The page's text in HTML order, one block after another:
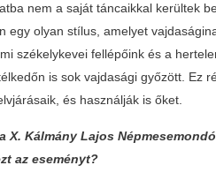
nem a saját táncaikkal kerültek
egy olyan stílus, amelyet
székelykevei fellépőink és a
is sok vajdasági győzött. Ez
és használják is őket.
X. Kálmány Lajos
az eseményt?